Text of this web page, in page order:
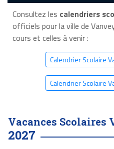
Consultez les calendriers
officiels pour la ville de
cours et celles à venir :
Calendrier Scolaire
Calendrier Scolaire
Vacances Scolaires
2027